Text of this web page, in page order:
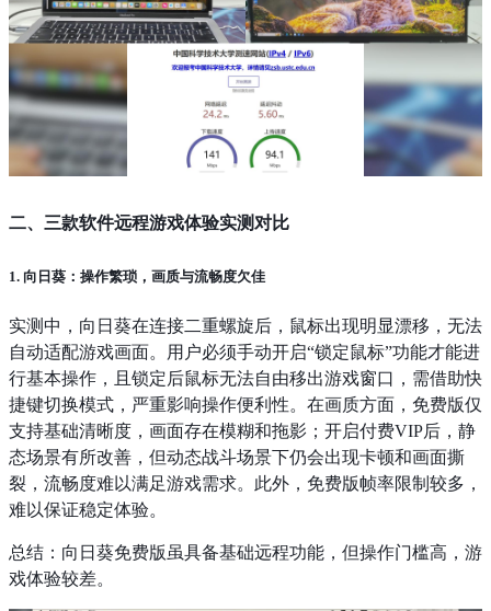
二、三款软件远程游戏体验实测对比
1. 向日葵：操作繁琐，画质与流畅度欠佳
实测中，向日葵在连接二重螺旋后，鼠标出现明显漂移，无法
自动适配游戏画面。用户必须手动开启“锁定鼠标”功能才能进
行基本操作，且锁定后鼠标无法自由移出游戏窗口，需借助快
捷键切换模式，严重影响操作便利性。在画质方面，免费版仅
支持基础清晰度，画面存在模糊和拖影；开启付费VIP后，静
态场景有所改善，但动态战斗场景下仍会出现卡顿和画面撕
裂，流畅度难以满足游戏需求。此外，免费版帧率限制较多，
难以保证稳定体验。
总结：向日葵免费版虽具备基础远程功能，但操作门槛高，游
戏体验较差。